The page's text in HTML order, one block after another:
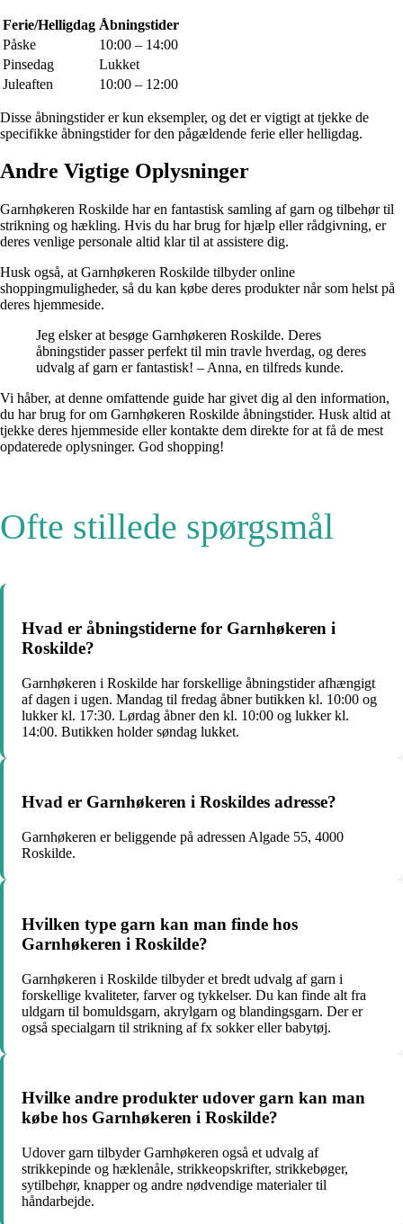
Ferie/Helligdag Åbningstider
Påske
10:00 – 14:00
Pinsedag
Lukket
Juleaften
10:00 – 12:00
Disse åbningstider er kun eksempler, og det er vigtigt at tjekke de
specifikke åbningstider for den pågældende ferie eller helligdag.
Andre Vigtige Oplysninger
Garnhøkeren Roskilde har en fantastisk samling af garn og tilbehør til
strikning og hækling. Hvis du har brug for hjælp eller rådgivning, er
deres venlige personale altid klar til at assistere dig.
Husk også, at Garnhøkeren Roskilde tilbyder online
shoppingmuligheder, så du kan købe deres produkter når som helst på
deres hjemmeside.
Jeg elsker at besøge Garnhøkeren Roskilde. Deres
åbningstider passer perfekt til min travle hverdag, og deres
udvalg af garn er fantastisk! – Anna, en tilfreds kunde.
Vi håber, at denne omfattende guide har givet dig al den information,
du har brug for om Garnhøkeren Roskilde åbningstider. Husk altid at
tjekke deres hjemmeside eller kontakte dem direkte for at få de mest
opdaterede oplysninger. God shopping!
Ofte stillede spørgsmål
Hvad er åbningstiderne for Garnhøkeren i
Roskilde?
Garnhøkeren i Roskilde har forskellige åbningstider afhængigt
af dagen i ugen. Mandag til fredag åbner butikken kl. 10:00 og
lukker kl. 17:30. Lørdag åbner den kl. 10:00 og lukker kl.
14:00. Butikken holder søndag lukket.
Hvad er Garnhøkeren i Roskildes adresse?
Garnhøkeren er beliggende på adressen Algade 55, 4000
Roskilde.
Hvilken type garn kan man finde hos
Garnhøkeren i Roskilde?
Garnhøkeren i Roskilde tilbyder et bredt udvalg af garn i
forskellige kvaliteter, farver og tykkelser. Du kan finde alt fra
uldgarn til bomuldsgarn, akrylgarn og blandingsgarn. Der er
også specialgarn til strikning af fx sokker eller babytøj.
Hvilke andre produkter udover garn kan man
købe hos Garnhøkeren i Roskilde?
Udover garn tilbyder Garnhøkeren også et udvalg af
strikkepinde og hæklenåle, strikkeopskrifter, strikkebøger,
sytilbehør, knapper og andre nødvendige materialer til
håndarbejde.